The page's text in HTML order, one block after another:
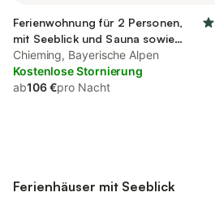
Ferienwohnung für 2 Personen,
mit Seeblick und Sauna sowie
Garten, kinderfreundlich
Chieming, Bayerische Alpen
Kostenlose Stornierung
ab106 €pro Nacht
Ferienhäuser mit Seeblick